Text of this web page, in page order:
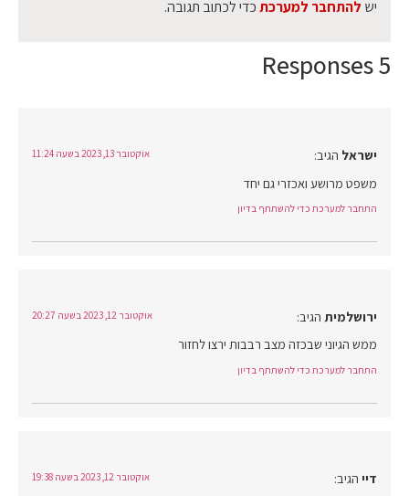
5 Responses
ישראל הגיב: אוקטובר 13, 2023 בשעה 11:24
משפט מרושע ואכזרי גם יחד
התחבר למערכת כדי להשתתף בדיון
ירושלמית הגיב: אוקטובר 12, 2023 בשעה 20:27
ממש הגיוני שבכזה מצב רבבות ירצו לחזור
התחבר למערכת כדי להשתתף בדיון
דיי הגיב: אוקטובר 12, 2023 בשעה 19:38
יש להתחבר למערכתכדי לכתוב תגובה.